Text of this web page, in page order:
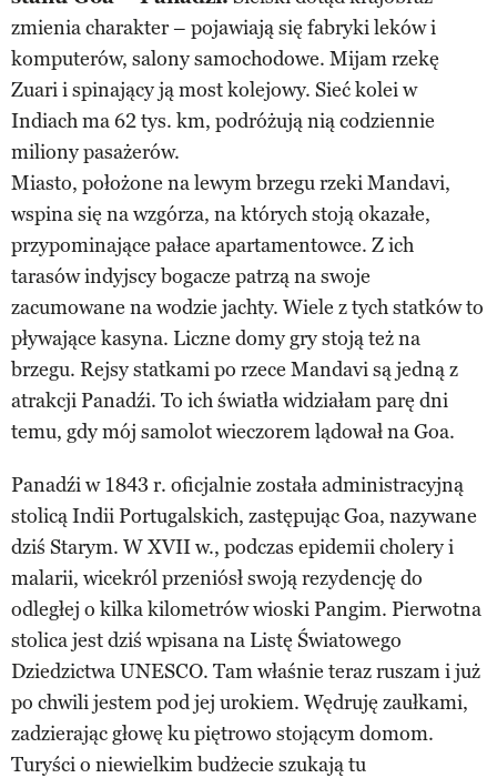
zmienia charakter – pojawiają się fabryki leków i
komputerów, salony samochodowe. Mijam rzekę
Zuari i spinający ją most kolejowy. Sieć kolei w
Indiach ma 62 tys. km, podróżują nią codziennie
miliony pasażerów.
Miasto, położone na lewym brzegu rzeki Mandavi,
wspina się na wzgórza, na których stoją okazałe,
przypominające pałace apartamentowce. Z ich
tarasów indyjscy bogacze patrzą na swoje
zacumowane na wodzie jachty. Wiele z tych statków to
pływające kasyna. Liczne domy gry stoją też na
brzegu. Rejsy statkami po rzece Mandavi są jedną z
atrakcji Panadźi. To ich światła widziałam parę dni
temu, gdy mój samolot wieczorem lądował na Goa.
Panadźi w 1843 r. oficjalnie została administracyjną
stolicą Indii Portugalskich, zastępując Goa, nazywane
dziś Starym. W XVII w., podczas epidemii cholery i
malarii, wicekról przeniósł swoją rezydencję do
odległej o kilka kilometrów wioski Pangim. Pierwotna
stolica jest dziś wpisana na Listę Światowego
Dziedzictwa UNESCO. Tam właśnie teraz ruszam i już
po chwili jestem pod jej urokiem. Wędruję zaułkami,
zadzierając głowę ku piętrowo stojącym domom.
Turyści o niewielkim budżecie szukają tu